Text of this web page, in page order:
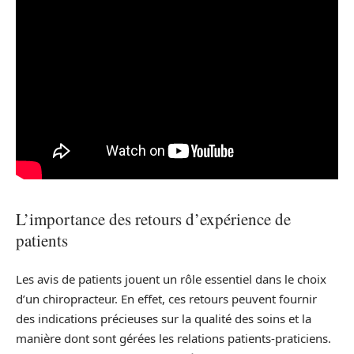
L’importance des retours d’expérience de
patients
Les avis de patients jouent un rôle essentiel dans le choix
d’un chiropracteur. En effet, ces retours peuvent fournir
des indications précieuses sur la qualité des soins et la
manière dont sont gérées les relations patients-praticiens.